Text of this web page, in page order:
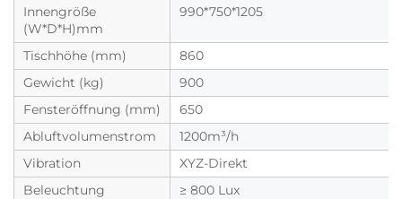
Innengröße
(W*D*H)mm
990*750*1205
Tischhöhe (mm)
860
Gewicht (kg)
900
Fensteröffnung (mm)
650
Abluftvolumenstrom
1200m³/h
Vibration
XYZ-Direkt
Beleuchtung
≥ 800 Lux